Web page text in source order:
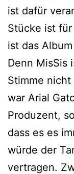
ist dafür
Stücke ist
ist das
Denn MisSis
Stimme
war Arial
Produzent,
dass es es
würde der
vertragen.